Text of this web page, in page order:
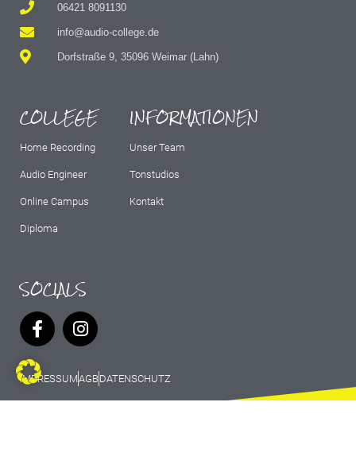
06421 8091130
info@audio-college.de
Dorfstraße 9, 35096 Weimar (Lahn)
COLLEGE
Home Recording
Audio Engineer
Online Campus
Diploma
INFORMATIONEN
Unser Team
Tonstudios
Kontakt
SOCIALS
IMPRESSUMAGBDATENSCHUTZ